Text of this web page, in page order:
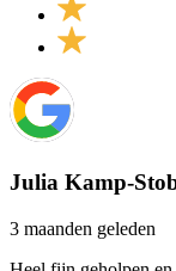
Julia Kamp-
3 maanden geleden